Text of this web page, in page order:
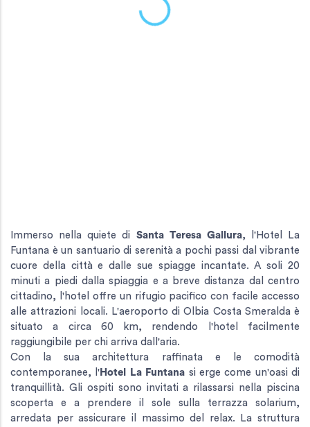
Immerso nella quiete di Santa Teresa Gallura, l'Hotel La
Funtana è un santuario di serenità a pochi passi dal vibrante
cuore della città e dalle sue spiagge incantate. A soli 20
minuti a piedi dalla spiaggia e a breve distanza dal centro
cittadino, l'hotel offre un rifugio pacifico con facile accesso
alle attrazioni locali. L'aeroporto di Olbia Costa Smeralda è
situato a circa 60 km, rendendo l'hotel facilmente
raggiungibile per chi arriva dall'aria.
Con la sua architettura raffinata e le comodità
contemporanee, l' Hotel La Funtana si erge come un'oasi di
tranquillità. Gli ospiti sono invitati a rilassarsi nella piscina
scoperta e a prendere il sole sulla terrazza solarium,
arredata per assicurare il massimo del relax. La struttura